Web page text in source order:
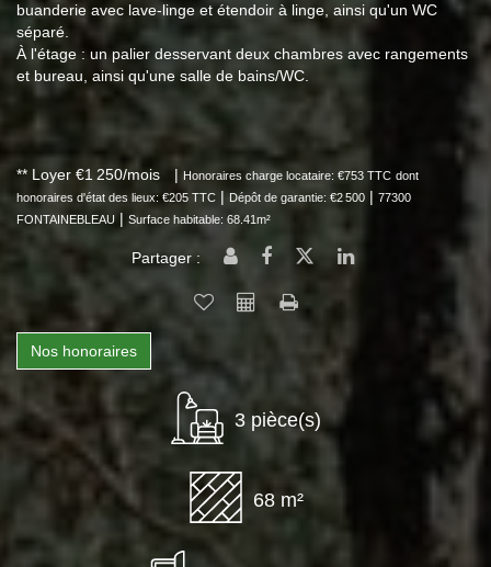
buanderie avec lave-linge et étendoir à linge, ainsi qu'un WC
séparé.
À l'étage : un palier desservant deux chambres avec rangements
et bureau, ainsi qu'une salle de bains/WC.
** Loyer €1 250/mois | Honoraires charge locataire: €753 TTC dont
honoraires d'état des lieux: €205 TTC | Dépôt de garantie: €2 500 | 77300
FONTAINEBLEAU | Surface habitable: 68.41m²
Partager :
Nos honoraires
3 pièce(s)
68 m²